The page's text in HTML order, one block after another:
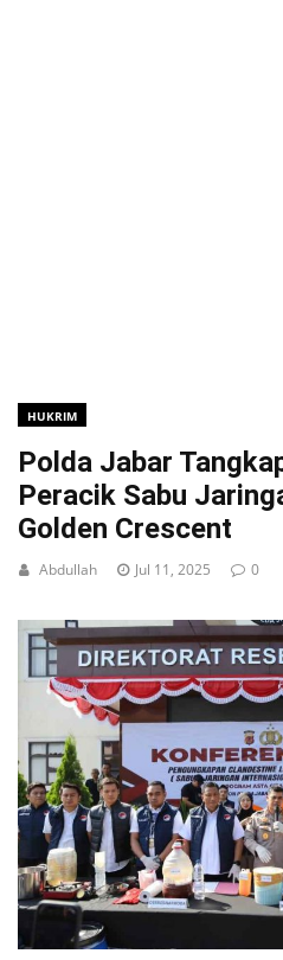
HUKRIM
Polda Jabar
Peracik Sabu
Golden Crescent
Abdullah Jul 11, 2025 0